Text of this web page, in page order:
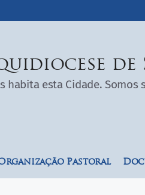
de
habita esta Cidade. Somos
Pastoral